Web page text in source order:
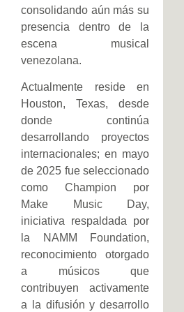
consolidando aún más su
presencia dentro de la
escena musical
venezolana.
Actualmente reside en
Houston, Texas, desde
donde continúa
desarrollando proyectos
internacionales; en mayo
de 2025 fue seleccionado
como Champion por
Make Music Day,
iniciativa respaldada por
la NAMM Foundation,
reconocimiento otorgado
a músicos que
contribuyen activamente
a la difusión y desarrollo